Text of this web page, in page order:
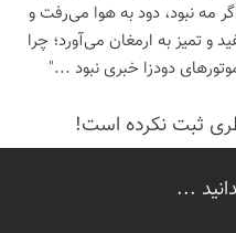
مه نبود، دود به هوا می‌رفت و
و تمیز به ارمغان می‌آورد؛ چرا
دودزا خبری نبود ..."
ثبت نكرده است!
...